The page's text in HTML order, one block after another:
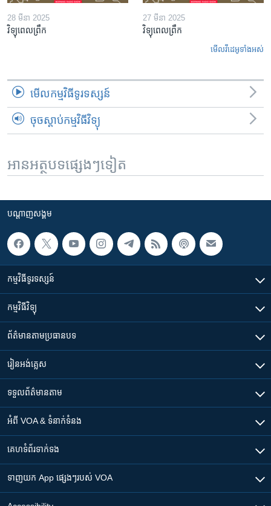
28 មីនា 2025
វិទ្យុពេលព្រឹក
27 មីនា 2025
វិទ្យុពេលព្រឹក
មើល​វីដេអូ​ទាំង​អស់
មើល​កម្មវិធី​ទូរទស្សន៍
ចុចស្តាប់កម្មវិធីវិទ្យុ
អានអត្ថបទផ្សេងៗទៀត
បណ្តាញ​សង្គម
កម្មវិធី​ទូរទស្សន៍
កម្មវិធី​វិទ្យុ
ព័ត៌មាន​តាមប្រធានបទ​
រៀន​​អង់គ្លេស
ទទួល​ព័ត៌មាន​តាម
អំពី​ VOA & ទំនាក់ទំនង
គេហទំព័រ​​ទាក់ទង
ទាញយក​ App ផ្សេងៗ​របស់​ VOA